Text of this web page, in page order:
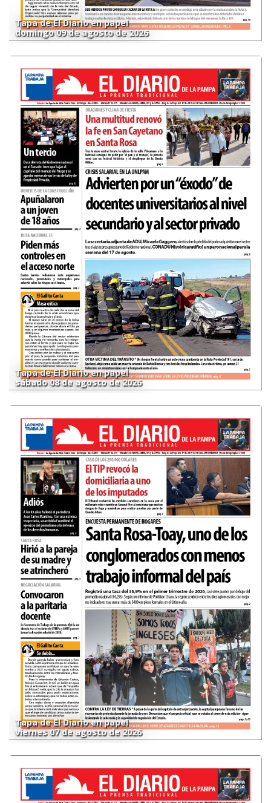
Tapa de El Diario en papel
domingo 09 de agosto de 2026
Tapa de El Diario en papel
sábado 08 de agosto de 2026
Tapa de El Diario en papel
viernes 07 de agosto de 2026